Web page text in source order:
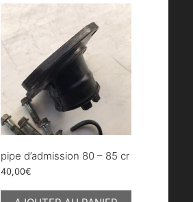
pipe d’admission 80 – 85 cr
40,00€